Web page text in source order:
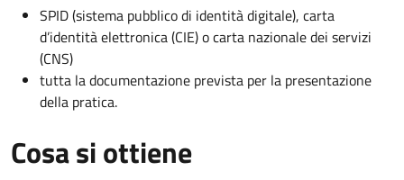
SPID (sistema pubblico di identità digitale), carta
d’identità elettronica (CIE) o carta nazionale dei servizi
(CNS)
tutta la documentazione prevista per la presentazione
della pratica.
Cosa si ottiene